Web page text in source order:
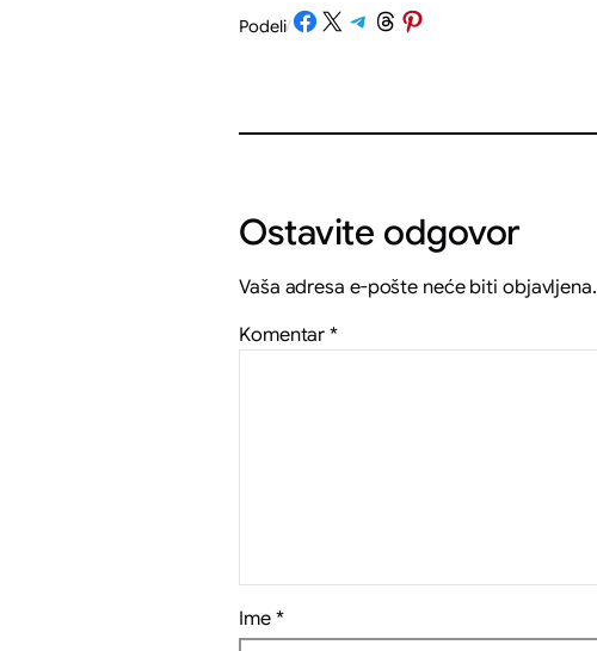
Podeli/Share on Facebook
Share on X Share on Telegram
Share on Threads
Share on Pinterest
Ostavite odgovor
Vaša adresa e-pošte neće biti objavljena.
Komentar*
Ime *